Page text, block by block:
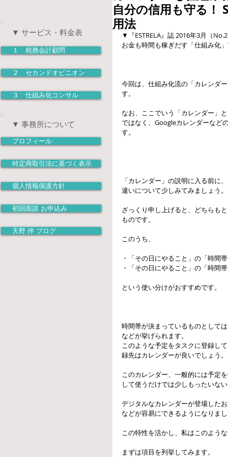
自分の信用も守る！
用法
▼『ESTRELA』誌 2016年3月（
お金も時間も稼ぎだす「仕組み化
今回は、仕組み化流の「カレンダ
す。
なお、ここでいう「カレンダー」
ではなく、Googleカレンダーなど
す。
「カレンダー」の説明に入る前に
違いについて少しみてみましょう。
ざっくり申し上げると、どちらも
ものです。
このうち、
・「その日にやること」の「時間
・「その日にやること」の「時間
という使い分けがおすすめです。
時間帯が決まっているものとして
などが挙げられます。
このような予定をタスクに登録し
録先はカレンダーが良いでしょう。
このカレンダー、一般的には予定
して使うだけでは少しもったいな
デジタルなカレンダーが登場した
などが容易にできるようになりま
この特性を活かし、私はこのよう
まずは項目を列挙してみます。
１ 税務会計顧問
３ 仕組み化コンサル
２ セカンドオピニオン
プロフィール
初回面談 お申込み
特定商取引法に基づく表示
個人情報保護方針
天野 伴 ブログ
▼ サービス・料金表
▼ 事務所について